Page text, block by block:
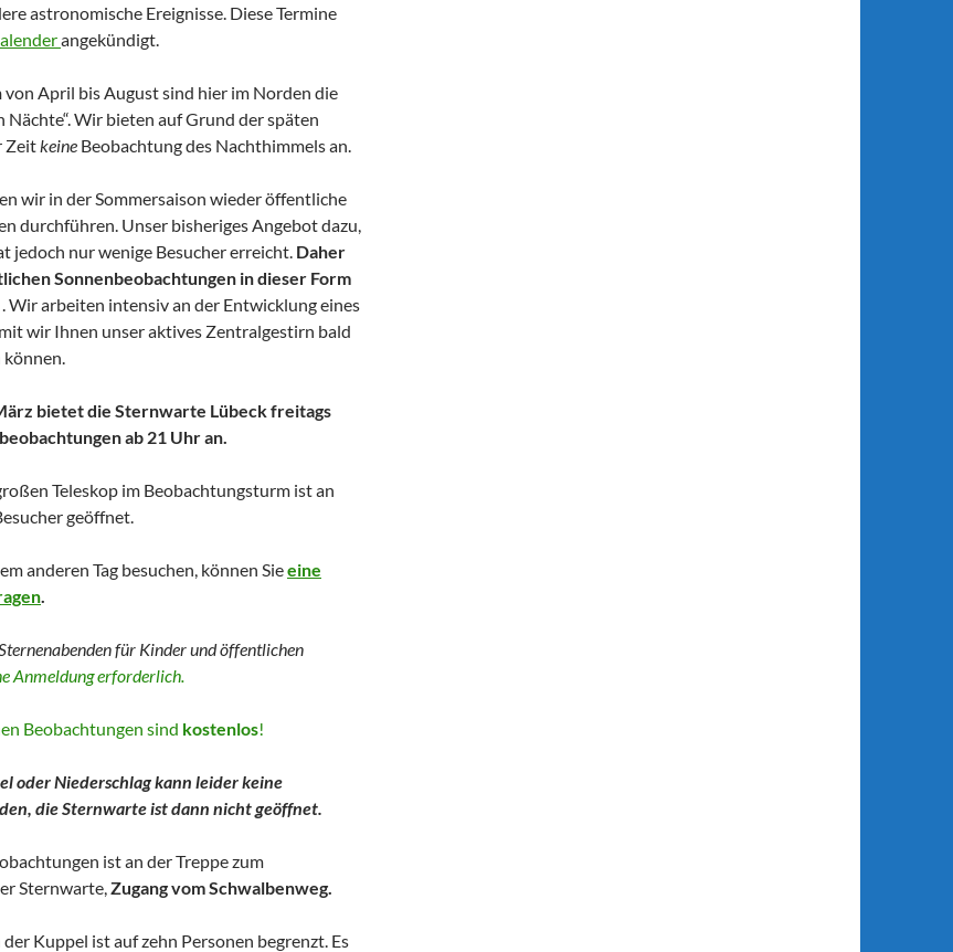
astronomische Ereignisse. Diese Termine
angekündigt.
von April bis August sind hier im Norden die
Nächte“. Wir bieten auf Grund der späten
Zeit keine Beobachtung des Nachthimmels an.
wir in der Sommersaison wieder öffentliche
durchführen. Unser bisheriges Angebot dazu,
jedoch nur wenige Besucher erreicht. Daher
Sonnenbeobachtungen in dieser Form
. Wir arbeiten intensiv an der Entwicklung eines
wir Ihnen unser aktives Zentralgestirn bald
bietet die Sternwarte Lübeck freitags
ab 21 Uhr an.
Teleskop im Beobachtungsturm ist an
geöffnet.
anderen Tag besuchen, können Sieeine
für Kinder undöffentlichen
Anmeldung erforderlich.
Beobachtungen sind kostenlos!
oder Niederschlag kann leider keine
die Sternwarte ist dann nicht geöffnet.
ist an der Treppe zum
Sternwarte, Zugang vom Schwalbenweg.
Kuppel ist auf zehn Personen begrenzt. Es